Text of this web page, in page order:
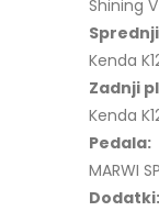
Shining
Kenda
Zadnji
Kenda
Pedala:
MARWI
Dodatki: